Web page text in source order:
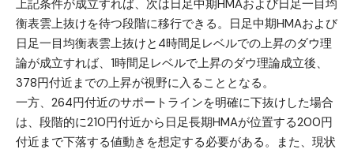
上記条件が成立すれば、次は日足中期HMAおよび日足一目均
衡表雲上抜けを待つ段階に移行できる。日足中期HMAおよび
日足一目均衡表雲上抜けと4時間足レベルでの上昇のダウ理
論が成立すれば、1時間足レベルで上昇のダウ理論成立後、
378円付近までの上昇が視野に入ることとなる。
一方、264円付近のサポートラインを明確に下抜けした場合
は、段階的に210円付近から日足長期HMAが位置する200円
付近まで下落する値動きを想定する必要がある。また、現状